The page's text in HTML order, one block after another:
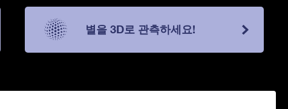
별을 3D로 관측하세요!